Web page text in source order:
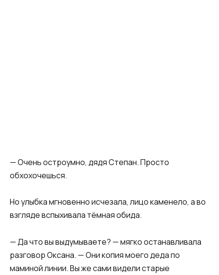
— Очень остроумно, дядя Степан. Просто
обхохочешься.
Но улыбка мгновенно исчезала, лицо каменело, а во
взгляде вспыхивала тёмная обида.
— Да что вы выдумываете? — мягко останавливала
разговор Оксана. — Они копия моего деда по
маминой линии. Вы же сами видели старые